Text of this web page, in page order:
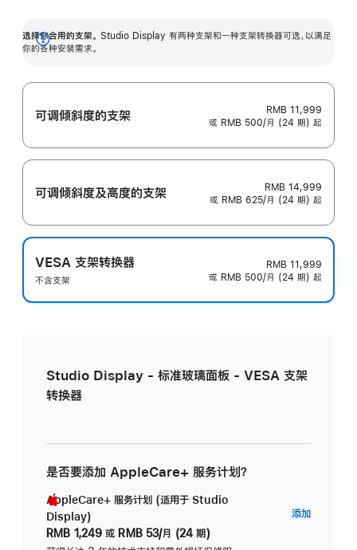
选择你合用的支架。 Studio Display 有两种支架和一种支架转换器可选，以满足
你的各种安装需求。
展
可调倾斜度的支架
RMB 11,999
或 RMB 500/月 (24 期) 起
可调倾斜度及高‍度的支‍架
RMB 14,999
或 RMB 625/月 (24 期) 起
VESA 支架转换器
不含支架
RMB 11,999
或 RMB 500/月 (24 期) 起
Studio Display - 标准玻璃面板 - VESA 支架
转换器
是否要添加 AppleCare+ 服务计划？
AppleCare+ 服务计划 (适用于 Studio
Display)
RMB 1,249 或 RMB 53/月 (24 期)
添加